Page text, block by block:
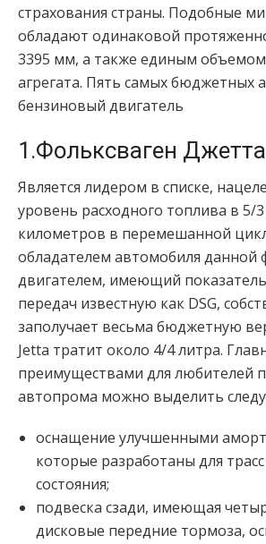
страхования страны. Подобные
обладают одинаковой
3395 мм, а также единым объемом
агрегата. Пять самых
бензиновый двигатель
1.Фольксваген Джетта
Является лидером в списке,
уровень расходного топлива в 5/
километров в перемешанной
обладателем автомобиля данной
двигателем, имеющий
передач известную как DSG,
заполучает весьма бюджетную
Jetta тратит около 4/4 литра.
преимуществами для любителей
автопрома можно выделить
оснащение улучшенными
которые разработаны для
состояния;
подвеска сзади, имеющая
дисковые передние тормоза,